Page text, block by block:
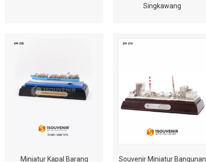
Singkawang
Miniatur Kapal Barang Souvenir Miniatur Bangunan